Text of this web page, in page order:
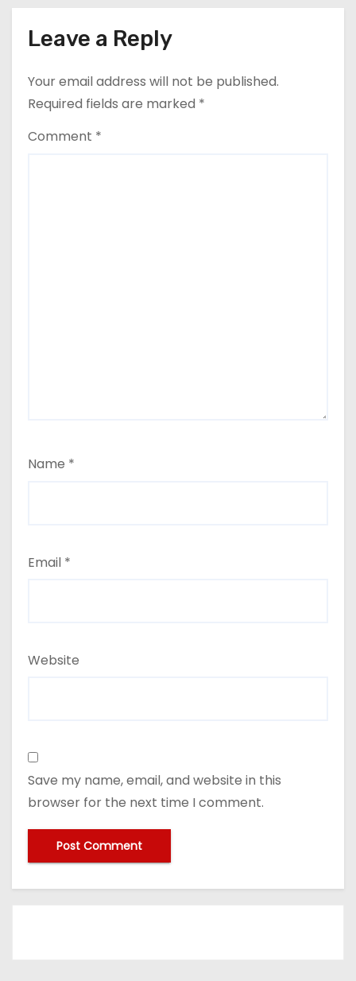
Leave a Reply
Your email address will not be published.
Required fields are marked *
Comment *
Name *
Email *
Website
Save my name, email, and website in this
browser for the next time I comment.